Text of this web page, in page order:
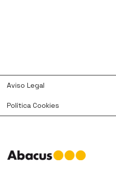
Aviso Legal
Política Cookies